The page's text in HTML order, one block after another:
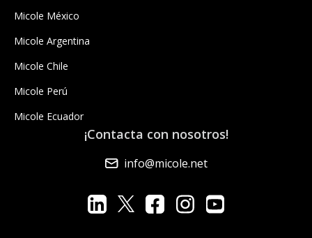
Micole México
Micole Argentina
Micole Chile
Micole Perú
Micole Ecuador
¡Contacta con nosotros!
info@micole.net